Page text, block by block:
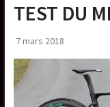
TEST DU
7 mars 2018